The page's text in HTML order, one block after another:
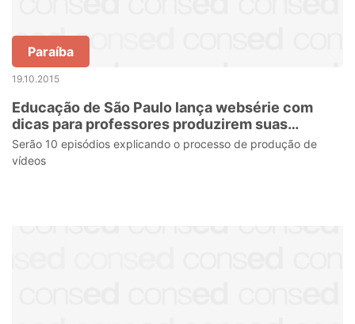
Paraíba
19.10.2015
Educação de São Paulo lança websérie com
dicas para professores produzirem suas
videoaulas
Serão 10 episódios explicando o processo de produção de
vídeos